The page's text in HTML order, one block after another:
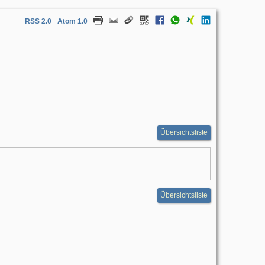
RSS 2.0 Atom 1.0
Übersichtsliste
Übersichtsliste